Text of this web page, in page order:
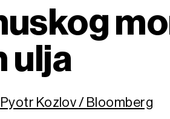
ulja
Kozlov / Bloomberg